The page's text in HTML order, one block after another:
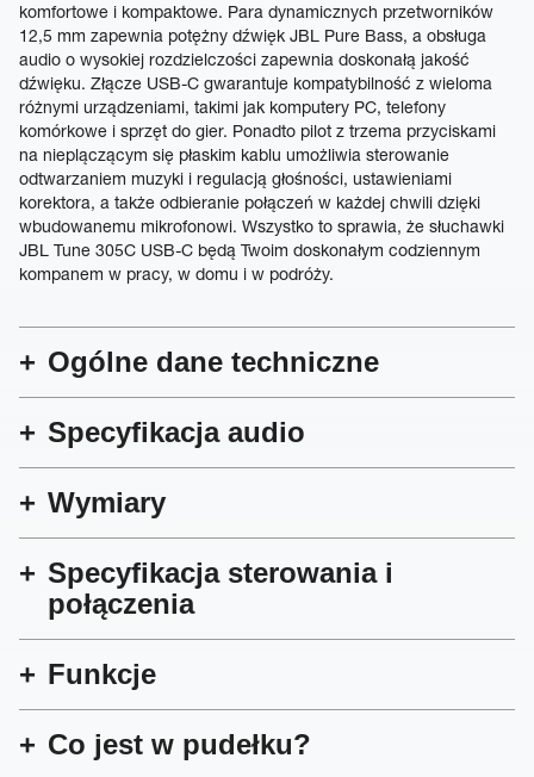
komfortowe i kompaktowe. Para dynamicznych przetworników
12,5 mm zapewnia potężny dźwięk JBL Pure Bass, a obsługa
audio o wysokiej rozdzielczości zapewnia doskonałą jakość
dźwięku. Złącze USB-C gwarantuje kompatybilność z wieloma
różnymi urządzeniami, takimi jak komputery PC, telefony
komórkowe i sprzęt do gier. Ponadto pilot z trzema przyciskami
na nieplączącym się płaskim kablu umożliwia sterowanie
odtwarzaniem muzyki i regulacją głośności, ustawieniami
korektora, a także odbieranie połączeń w każdej chwili dzięki
wbudowanemu mikrofonowi. Wszystko to sprawia, że słuchawki
JBL Tune 305C USB-C będą Twoim doskonałym codziennym
kompanem w pracy, w domu i w podróży.
Ogólne dane techniczne
Specyfikacja audio
Wymiary
Specyfikacja sterowania i
połączenia
Funkcje
Co jest w pudełku?